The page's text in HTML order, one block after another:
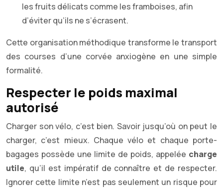
les fruits délicats comme les framboises, afin
d’éviter qu’ils ne s’écrasent.
Cette organisation méthodique transforme le transport
des courses d’une corvée anxiogène en une simple
formalité.
Respecter le poids maximal
autorisé
Charger son vélo, c’est bien. Savoir jusqu’où on peut le
charger, c’est mieux. Chaque vélo et chaque porte-
bagages possède une limite de poids, appelée charge
utile, qu’il est impératif de connaître et de respecter.
Ignorer cette limite n’est pas seulement un risque pour